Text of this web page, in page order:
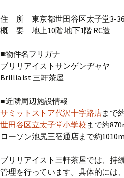
住 所 東京都世田谷区太子堂3-
概 要 地上10階 地下1階 RC造
■物件名フリガナ
ブリリアイストサンゲンヂャヤ
Brillia ist 三軒茶屋
■近隣周辺施設情報
サミットストア代沢十字路店まで
世田谷区立太子堂小学校 まで約
ローソン池尻三宿通店まで約1010m
ブリリアイスト三軒茶屋では、持
管理を行っています。具体的には